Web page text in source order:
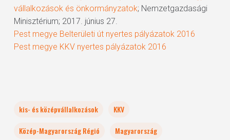
vállalkozások és önkormányzatok; Nemzetgazdasági
Minisztérium; 2017. június 27.
Pest megye Belterületi út nyertes pályázatok 2016
Pest megye KKV nyertes pályázatok 2016
kis- és középvállalkozások
KKV
Közép-Magyarország Régió
Magyarország